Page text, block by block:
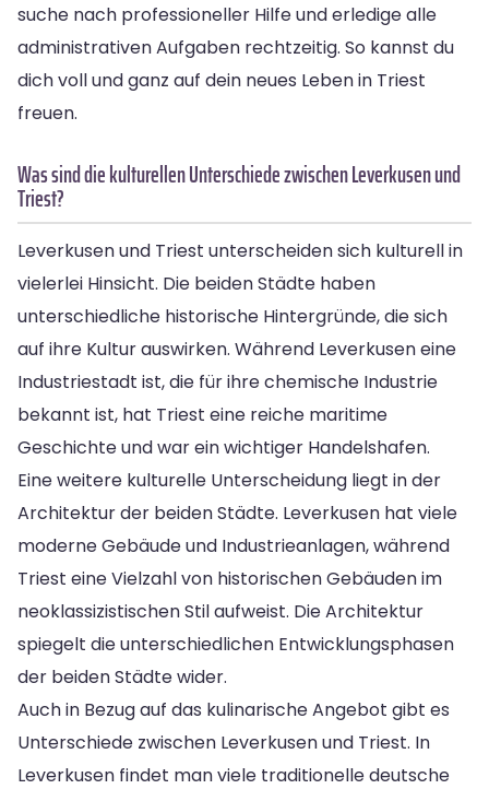
suche nach professioneller Hilfe und erledige alle
administrativen Aufgaben rechtzeitig. So kannst du
dich voll und ganz auf dein neues Leben in Triest
freuen.
Was sind die kulturellen Unterschiede zwischen Leverkusen und
Triest?
Leverkusen und Triest unterscheiden sich kulturell in
vielerlei Hinsicht. Die beiden Städte haben
unterschiedliche historische Hintergründe, die sich
auf ihre Kultur auswirken. Während Leverkusen eine
Industriestadt ist, die für ihre chemische Industrie
bekannt ist, hat Triest eine reiche maritime
Geschichte und war ein wichtiger Handelshafen.
Eine weitere kulturelle Unterscheidung liegt in der
Architektur der beiden Städte. Leverkusen hat viele
moderne Gebäude und Industrieanlagen, während
Triest eine Vielzahl von historischen Gebäuden im
neoklassizistischen Stil aufweist. Die Architektur
spiegelt die unterschiedlichen Entwicklungsphasen
der beiden Städte wider.
Auch in Bezug auf das kulinarische Angebot gibt es
Unterschiede zwischen Leverkusen und Triest. In
Leverkusen findet man viele traditionelle deutsche